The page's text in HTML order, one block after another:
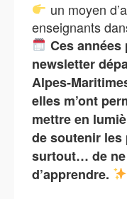
un moyen
enseignants
Ces
newsletter
elles m’ont
mettre en
de soutenir les
surtout… de
d’apprendre.